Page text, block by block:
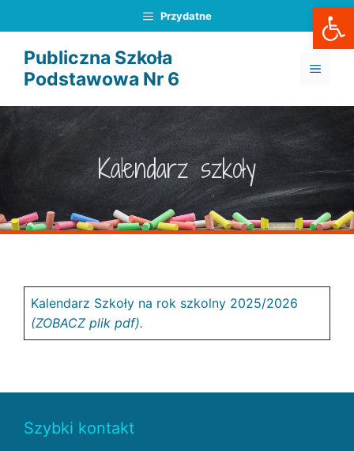
do
treści
Przydatne
Publiczna Szkoła
Podstawowa Nr 6
MENU
Kalendarz szkoły
Kalendarz Szkoły na rok szkolny 2025/2026
(ZOBACZ plik pdf).
Szybki kontakt